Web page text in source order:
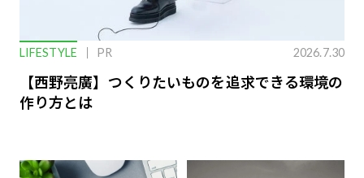
LIFESTYLE PR 2026.7.30
【西野亮廣】つくりたいものを追求できる環境の
作り方とは